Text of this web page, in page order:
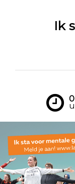
Ik
0